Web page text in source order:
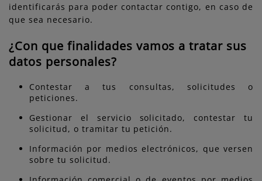
identificarás para poder contactar contigo, en caso de
que sea necesario.
¿Con que finalidades vamos a tratar sus
datos personales?
Contestar a tus consultas, solicitudes o
peticiones.
Gestionar el servicio solicitado, contestar tu
solicitud, o tramitar tu petición.
Información por medios electrónicos, que versen
sobre tu solicitud.